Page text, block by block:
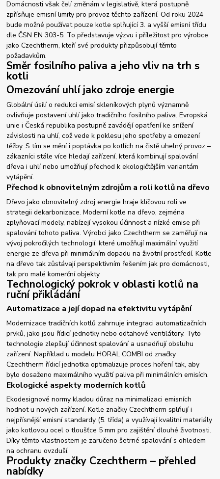
Domácnosti však čelí změnám v legislativě, která postupně
zpřísňuje emisní limity pro provoz těchto zařízení. Od roku 2024
bude možné používat pouze kotle splňující 3. a vyšší emisní třídu
dle ČSN EN 303-5. To představuje výzvu i příležitost pro výrobce
jako Czechtherm, kteří své produkty přizpůsobují těmto
požadavkům.
Směr fosilního paliva a jeho vliv na trh s
kotli
Omezování uhlí jako zdroje energie
Globální úsilí o redukci emisí skleníkových plynů významně
ovlivňuje postavení uhlí jako tradičního fosilního paliva. Evropská
unie i Česká republika postupně zavádějí opatření ke snížení
závislosti na uhlí, což vede k poklesu jeho spotřeby a omezení
těžby. S tím se mění i poptávka po kotlích na čistě uhelný provoz –
zákazníci stále více hledají zařízení, která kombinují spalování
dřeva i uhlí nebo umožňují přechod k ekologičtějším variantám
vytápění.
Přechod k obnovitelným zdrojům a roli kotlů na dřevo
Dřevo jako obnovitelný zdroj energie hraje klíčovou roli ve
strategii dekarbonizace. Moderní kotle na dřevo, zejména
zplyňovací modely, nabízejí vysokou účinnost a nízké emise při
spalování tohoto paliva. Výrobci jako Czechtherm se zaměřují na
vývoj pokročilých technologií, které umožňují maximální využití
energie ze dřeva při minimálním dopadu na životní prostředí. Kotle
na dřevo tak zůstávají perspektivním řešením jak pro domácnosti,
tak pro malé komerční objekty.
Technologický pokrok v oblasti kotlů na
ruční přikládání
Automatizace a její dopad na efektivitu vytápění
Modernizace tradičních kotlů zahrnuje integraci automatizačních
prvků, jako jsou řídicí jednotky nebo odtahové ventilátory. Tyto
technologie zlepšují účinnost spalování a usnadňují obsluhu
zařízení. Například u modelu HORAL COMBI od značky
Czechtherm řídicí jednotka optimalizuje proces hoření tak, aby
bylo dosaženo maximálního využití paliva při minimálních emisích.
Ekologické aspekty moderních kotlů
Ekodesignové normy kladou důraz na minimalizaci emisních
hodnot u nových zařízení. Kotle značky Czechtherm splňují i
nejpřísnější emisní standardy (5. třída) a využívají kvalitní materiály
jako kotlovou ocel o tloušťce 5 mm pro zajištění dlouhé životnosti.
Díky těmto vlastnostem je zaručeno šetrné spalování s ohledem
na ochranu ovzduší.
Produkty značky Czechtherm – přehled
nabídky